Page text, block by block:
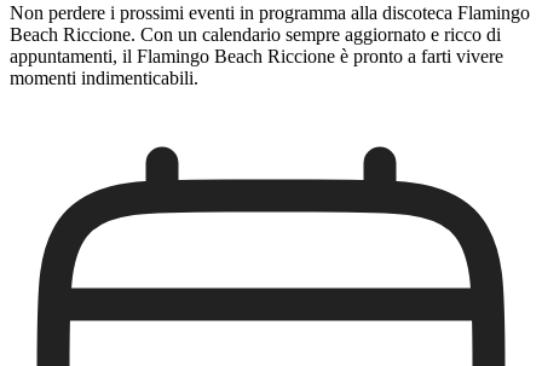
Non perdere i prossimi eventi in programma alla discoteca Flamingo
Beach Riccione. Con un calendario sempre aggiornato e ricco di
appuntamenti, il Flamingo Beach Riccione è pronto a farti vivere
momenti indimenticabili.